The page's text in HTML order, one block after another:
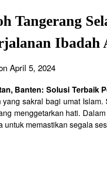
Tangerang
Ibadah
April 5, 2024
Banten: Solusi Terbaik
sakral bagi umat
menggetarkan hati.
memastikan segala